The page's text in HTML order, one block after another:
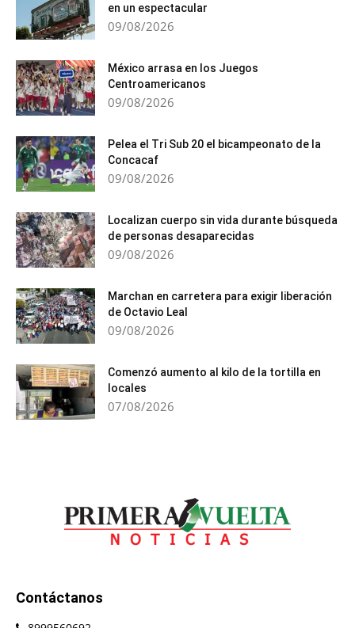
en un espectacular
09/08/2026
México arrasa en los Juegos
Centroamericanos
09/08/2026
Pelea el Tri Sub 20 el bicampeonato de la
Concacaf
09/08/2026
Localizan cuerpo sin vida durante búsqueda
de personas desaparecidas
09/08/2026
Marchan en carretera para exigir liberación
de Octavio Leal
09/08/2026
Comenzó aumento al kilo de la tortilla en
locales
07/08/2026
Contáctanos